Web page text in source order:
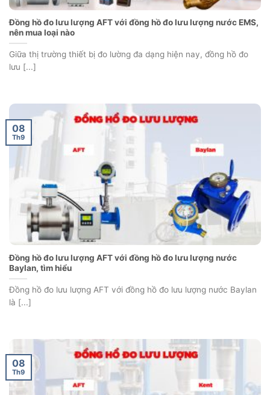
Đồng hồ đo lưu lượng AFT với đồng hồ đo lưu lượng nước EMS,
nên mua loại nào
Giữa thị trường thiết bị đo lường đa dạng hiện nay, đồng hồ đo
lưu [...]
Đồng hồ đo lưu lượng AFT với đồng hồ đo lưu lượng nước
Baylan, tìm hiểu
Đồng hồ đo lưu lượng AFT với đồng hồ đo lưu lượng nước Baylan
là [...]
08
Th9
08
Th9